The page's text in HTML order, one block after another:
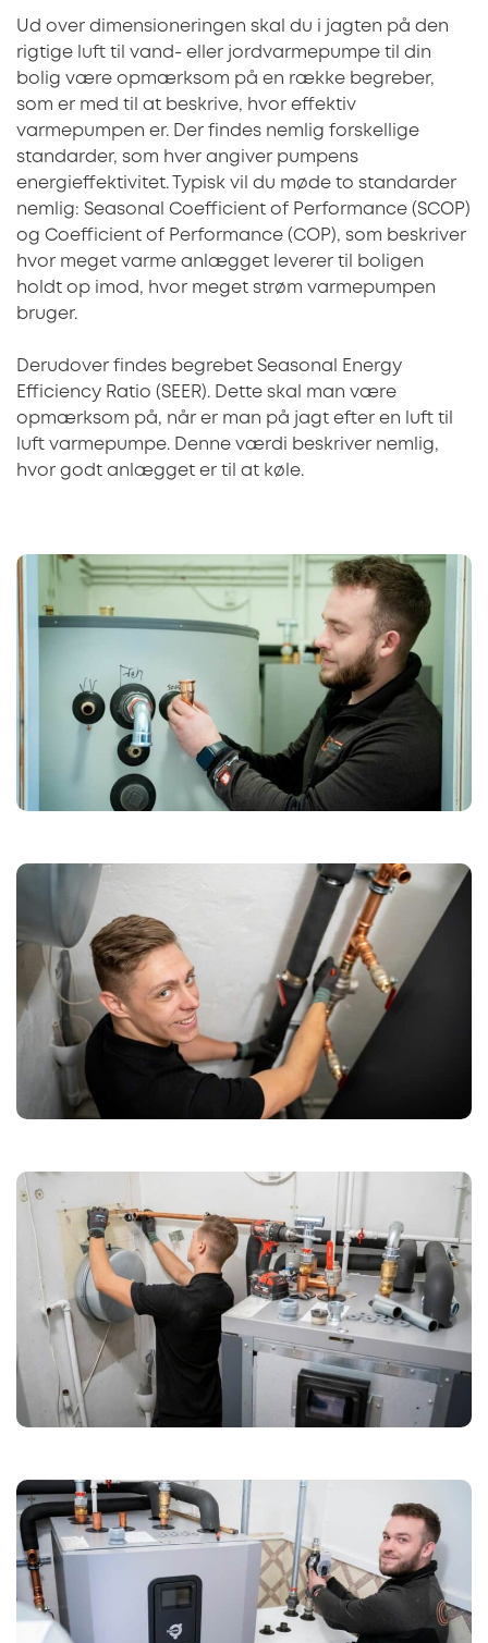
Ud over dimensioneringen skal du i jagten på den
rigtige luft til vand- eller jordvarmepumpe til din
bolig være opmærksom på en række begreber,
som er med til at beskrive, hvor effektiv
varmepumpen er. Der findes nemlig forskellige
standarder, som hver angiver pumpens
energieffektivitet. Typisk vil du møde to standarder
nemlig: Seasonal Coefficient of Performance (SCOP)
og Coefficient of Performance (COP), som beskriver
hvor meget varme anlægget leverer til boligen
holdt op imod, hvor meget strøm varmepumpen
bruger.
Derudover findes begrebet Seasonal Energy
Efficiency Ratio (SEER). Dette skal man være
opmærksom på, når er man på jagt efter en luft til
luft varmepumpe. Denne værdi beskriver nemlig,
hvor godt anlægget er til at køle.